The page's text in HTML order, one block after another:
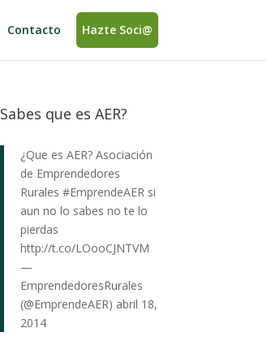
Contacto Hazte Soci@
Sabes que es AER?
¿Que es AER? Asociación
de Emprendedores
Rurales#EmprendeAER si
aun no lo sabes no te lo
pierdas
http://t.co/LOooCJNTVM
—
EmprendedoresRurales
(@EmprendeAER) abril 18,
2014